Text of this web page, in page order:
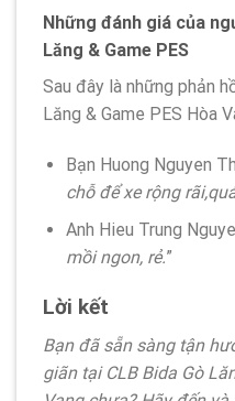
Những đánh giá của
Lăng & Game PES
Sau đây là những phản
Lăng & Game PES Hòa
Bạn Huong Nguyen
chỗ để xe rộng
Anh Hieu Trung
mồi ngon, rẻ.”
Lời kết
Bạn đã sẵn sàng tận
giãn tại CLB Bida Gò